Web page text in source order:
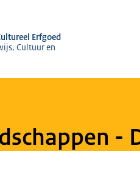
Erfgoed
Cultuur en
-